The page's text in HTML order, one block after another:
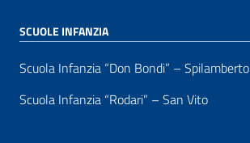
SCUOLE INFANZIA
Scuola Infanzia “Don Bondi” – Spilamberto
Scuola Infanzia “Rodari” – San Vito